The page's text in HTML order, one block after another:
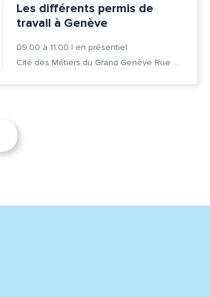
Les différents permis de
travail à Genève
09:00 à 11:00 | en présentiel
Cité des Métiers du Grand Genève Rue Prévost-Martin 6 1205 Genève